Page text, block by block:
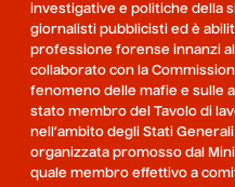
investigative e politiche della
giornalisti pubblicisti ed è
professione forense innanzi
collaborato con la
fenomeno delle mafie e sulle
stato membro del Tavolo di
nell’ambito degli Stati
organizzata promosso dal
quale membro effettivo a